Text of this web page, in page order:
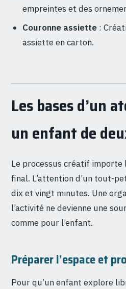
empreintes et des
Couronne assiette :
assiette en carton.
Les bases d’un
un enfant de
Le processus créatif
final. L’attention d’un tout-
dix et vingt minutes. Une
l’activité ne devienne une
comme pour l’enfant.
Préparer l’espace et
Pour qu’un enfant explore